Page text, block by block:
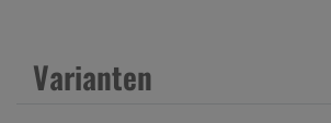
a
Varianten